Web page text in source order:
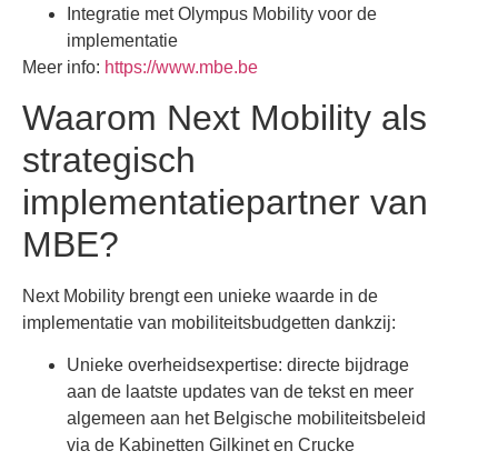
Integratie met Olympus Mobility voor de
implementatie
Meer info: https://www.mbe.be
Waarom Next Mobility als
strategisch
implementatiepartner van
MBE?
Next Mobility brengt een unieke waarde in de
implementatie van mobiliteitsbudgetten dankzij:
Unieke overheidsexpertise: directe bijdrage
aan de laatste updates van de tekst en meer
algemeen aan het Belgische mobiliteitsbeleid
via de Kabinetten Gilkinet en Crucke